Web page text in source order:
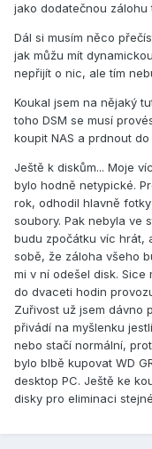
jako dodatečnou zálohu
Dál si musím něco
jak můžu mít
nepřijít o nic, ale tím
Koukal jsem na nějaký
toho DSM se musí
koupit NAS a prdnout
Ještě k diskům... Moje
bylo hodně netypické.
rok, odhodil hlavně
soubory. Pak nebyla ve
budu zpočátku víc hrát,
sobě, že záloha všeho
mi v ní odešel disk.
do dvaceti hodin
Zuřivost už jsem dávno
přivádí na myšlenku
nebo stačí normální,
bylo blbě kupovat WD
desktop PC. Ještě ke
disky pro eliminaci